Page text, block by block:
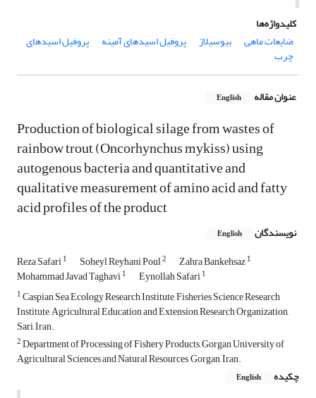
کلیدواژه‌ها
ضایعات ماهی
بیوسیلاژ پروفیل اسیدهای آمینه پروفیل اسیدهای
چرب
عنوان مقاله English
Production of biological silage from wastes of
rainbow trout (Oncorhynchus mykiss) using
autogenous bacteria and quantitative and
qualitative measurement of amino acid and fatty
acid profiles of the product
نویسندگان English
Reza Safari1 Soheyl Reyhani Poul2 Zahra Bankehsaz1
Mohammad Javad Taghavi1 Eynollah Safari1
1Caspian Sea Ecology Research Institute, Fisheries Science Research
Institute, Agricultural Education and Extension Research Organization,
Sari, Iran.
2Department of Processing of Fishery Products, Gorgan University of
Agricultural Sciences and Natural Resources, Gorgan, Iran.
چکیده
English